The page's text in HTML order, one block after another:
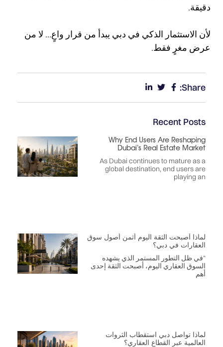
دقيقة.
لأن الاستثمار الذكي في دبي يبدأ من قرار واعٍ… لا من
عرض مغرٍ فقط.
Share:
Recent Posts
Why End Users Are Reshaping
Dubai’s Real Estate Market
As Dubai continues to mature as a
global destination, end users are
playing an
لماذا أصبحت الثقة اليوم أثمن أصول سوق
العقارات في دبي؟
“في ظل التطور المستمر الذي يشهده
السوق العقاري اليوم، أصبحت الثقة إحدى
أهم
لماذا تواصل دبي استقطاب الثروات
العالمية عبر القطاع العقاري؟